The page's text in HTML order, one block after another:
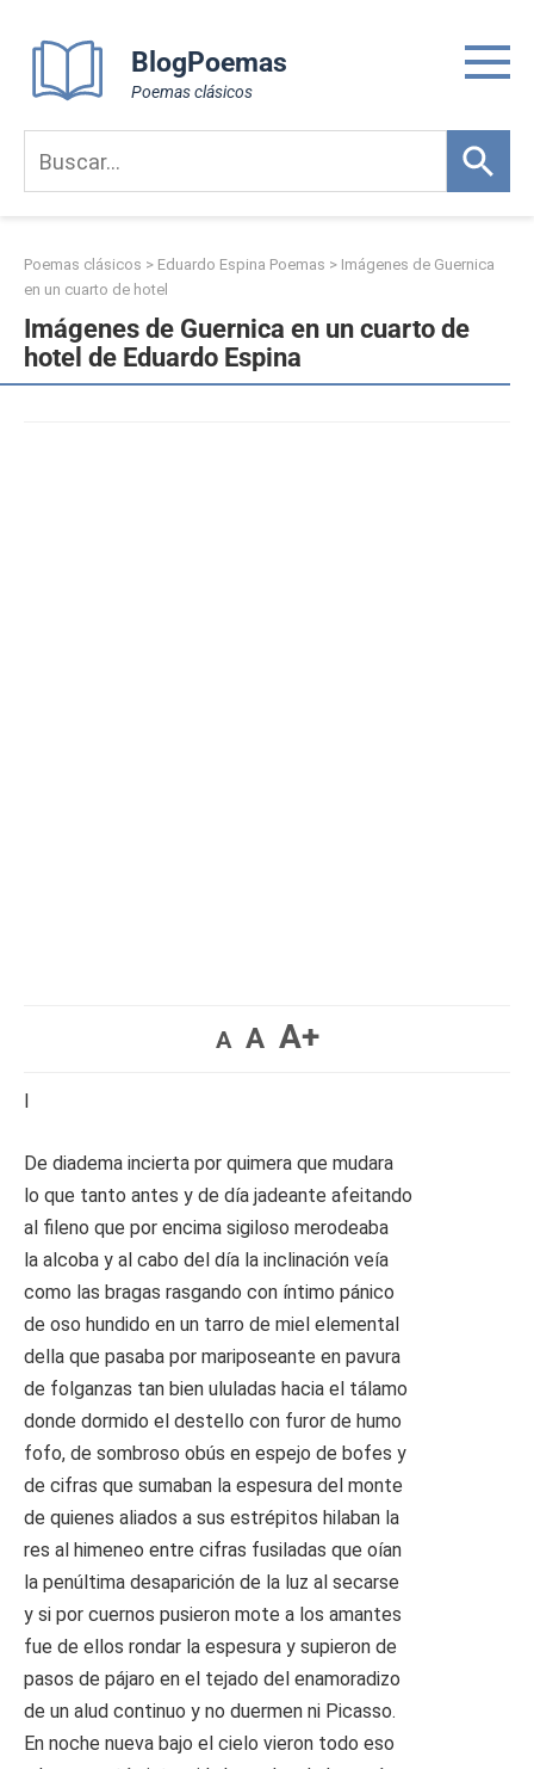
content
BlogPoemas
Poemas clásicos
Poemas clásicos > Eduardo Espina Poemas > Imágenes de Guernica
en un cuarto de hotel
Imágenes de Guernica en un cuarto de
hotel de Eduardo Espina
A A A+
I
De diadema incierta por quimera que mudara
lo que tanto antes y de día jadeante afeitando
al fileno que por encima sigiloso merodeaba
la alcoba y al cabo del día la inclinación veía
como las bragas rasgando con íntimo pánico
de oso hundido en un tarro de miel elemental
della que pasaba por mariposeante en pavura
de folganzas tan bien ululadas hacia el tálamo
donde dormido el destello con furor de humo
fofo, de sombroso obús en espejo de bofes y
de cifras que sumaban la espesura del monte
de quienes aliados a sus estrépitos hilaban la
res al himeneo entre cifras fusiladas que oían
la penúltima desaparición de la luz al secarse
y si por cuernos pusieron mote a los amantes
fue de ellos rondar la espesura y supieron de
pasos de pájaro en el tejado del enamoradizo
de un alud continuo y no duermen ni Picasso.
En noche nueva bajo el cielo vieron todo eso